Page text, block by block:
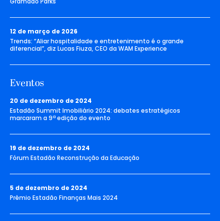
12 de março de 2026
Trends: “Aliar hospitalidade e entretenimento é o grande
diferencial”, diz Lucas Fiuza, CEO da WAM Experience
Eventos
20 de dezembro de 2024
Estadão Summit Imobiliário 2024: debates estratégicos
marcaram a 9ª edição do evento
19 de dezembro de 2024
Fórum Estadão Reconstrução da Educação
5 de dezembro de 2024
Prêmio Estadão Finanças Mais 2024